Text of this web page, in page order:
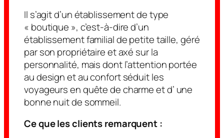
Il s’agit d’un établissement de type
« boutique », c’est-à-dire d’un
établissement familial de petite taille, géré
par son propriétaire et axé sur la
personnalité, mais dont l’attention portée
au design et au confort séduit les
voyageurs en quête de charmeet d’ une
bonne nuit de sommeil.
Ce que les clients remarquent :